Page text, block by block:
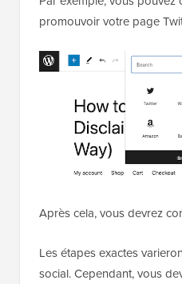
promouvoir votre page
Après cela, vous devrez
Les étapes exactes
social. Cependant, vous